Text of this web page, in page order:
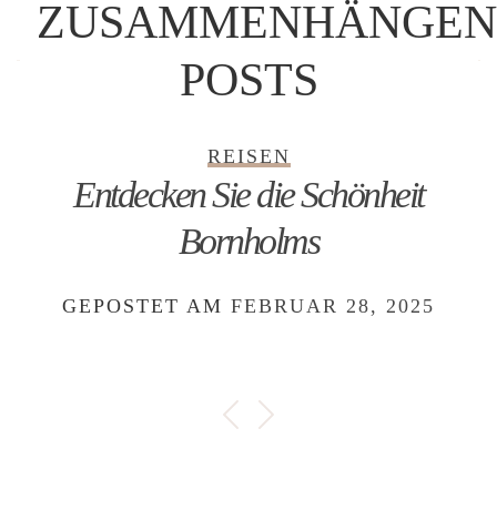
POSTS
REISEN
Entdecken Sie die Schönheit
Bornholms
GEPOSTET AM FEBRUAR 28, 2025